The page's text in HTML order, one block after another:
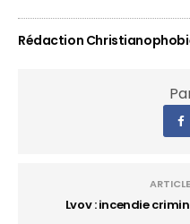
Rédaction
Lvov : incendie